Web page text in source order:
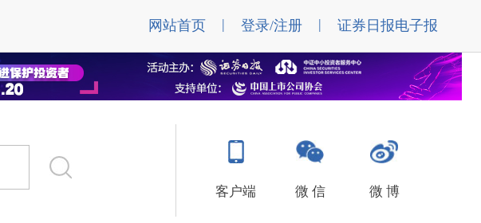
网站首页 | 登录/注册 | 证券日报电子报
客户端 微 信 微 博